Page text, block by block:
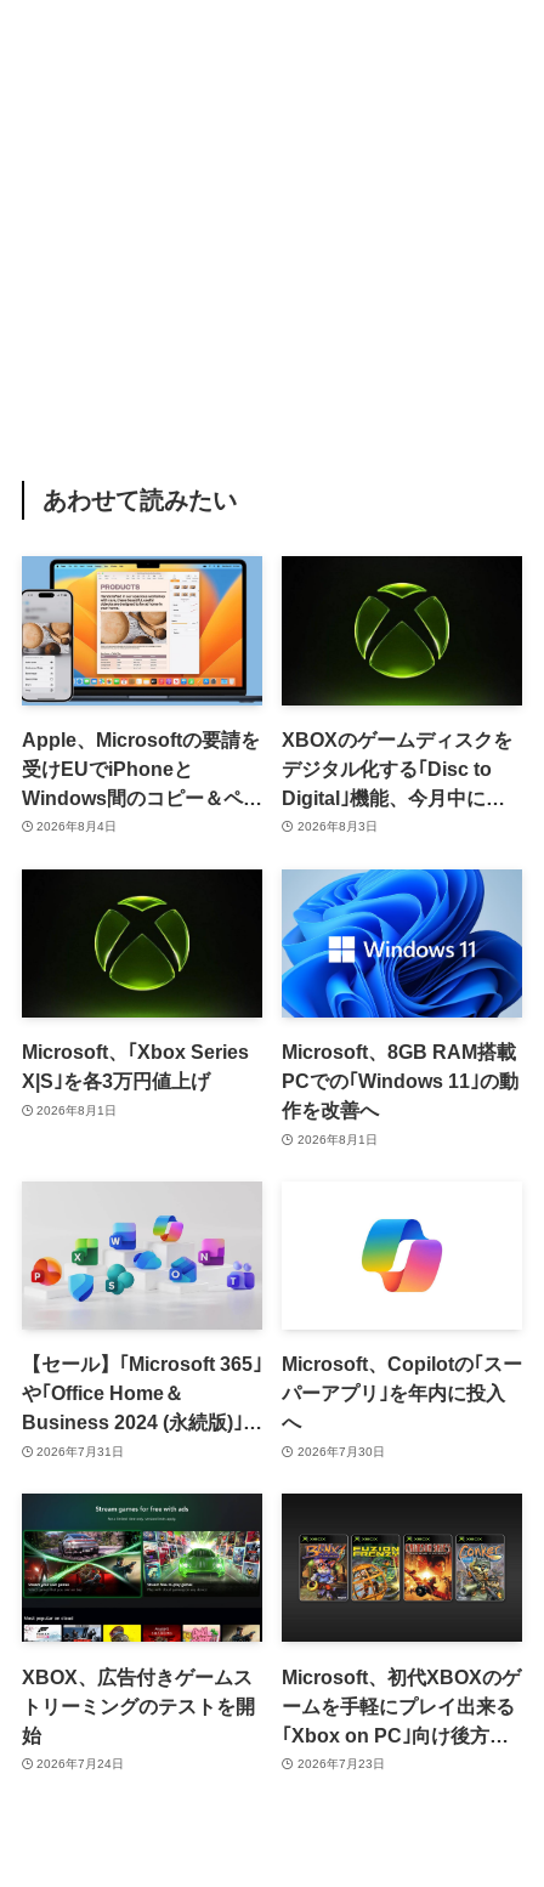
あわせて読みたい
Apple、Microsoftの要請を
受けEUでiPhoneと
Windows間のコピー＆ペー
スト機能を提供へ
2026年8月4日
XBOXのゲームディスクを
デジタル化する｢Disc to
Digital｣機能、今月中に提
供開始か
2026年8月3日
Microsoft、｢Xbox Series
X|S｣を各3万円値上げ
2026年8月1日
Microsoft、8GB RAM搭載
PCでの｢Windows 11｣の動
作を改善へ
2026年8月1日
【セール】｢Microsoft 365｣
や｢Office Home＆
Business 2024 (永続版)｣が
｢Amazon暮らし応援サマ
2026年7月31日
Microsoft、Copilotの｢スー
パーアプリ｣を年内に投入
へ
2026年7月30日
XBOX、広告付きゲームス
トリーミングのテストを開
始
2026年7月24日
Microsoft、初代XBOXのゲ
ームを手軽にプレイ出来る
｢Xbox on PC｣向け後方互
換性機能を発表
2026年7月23日